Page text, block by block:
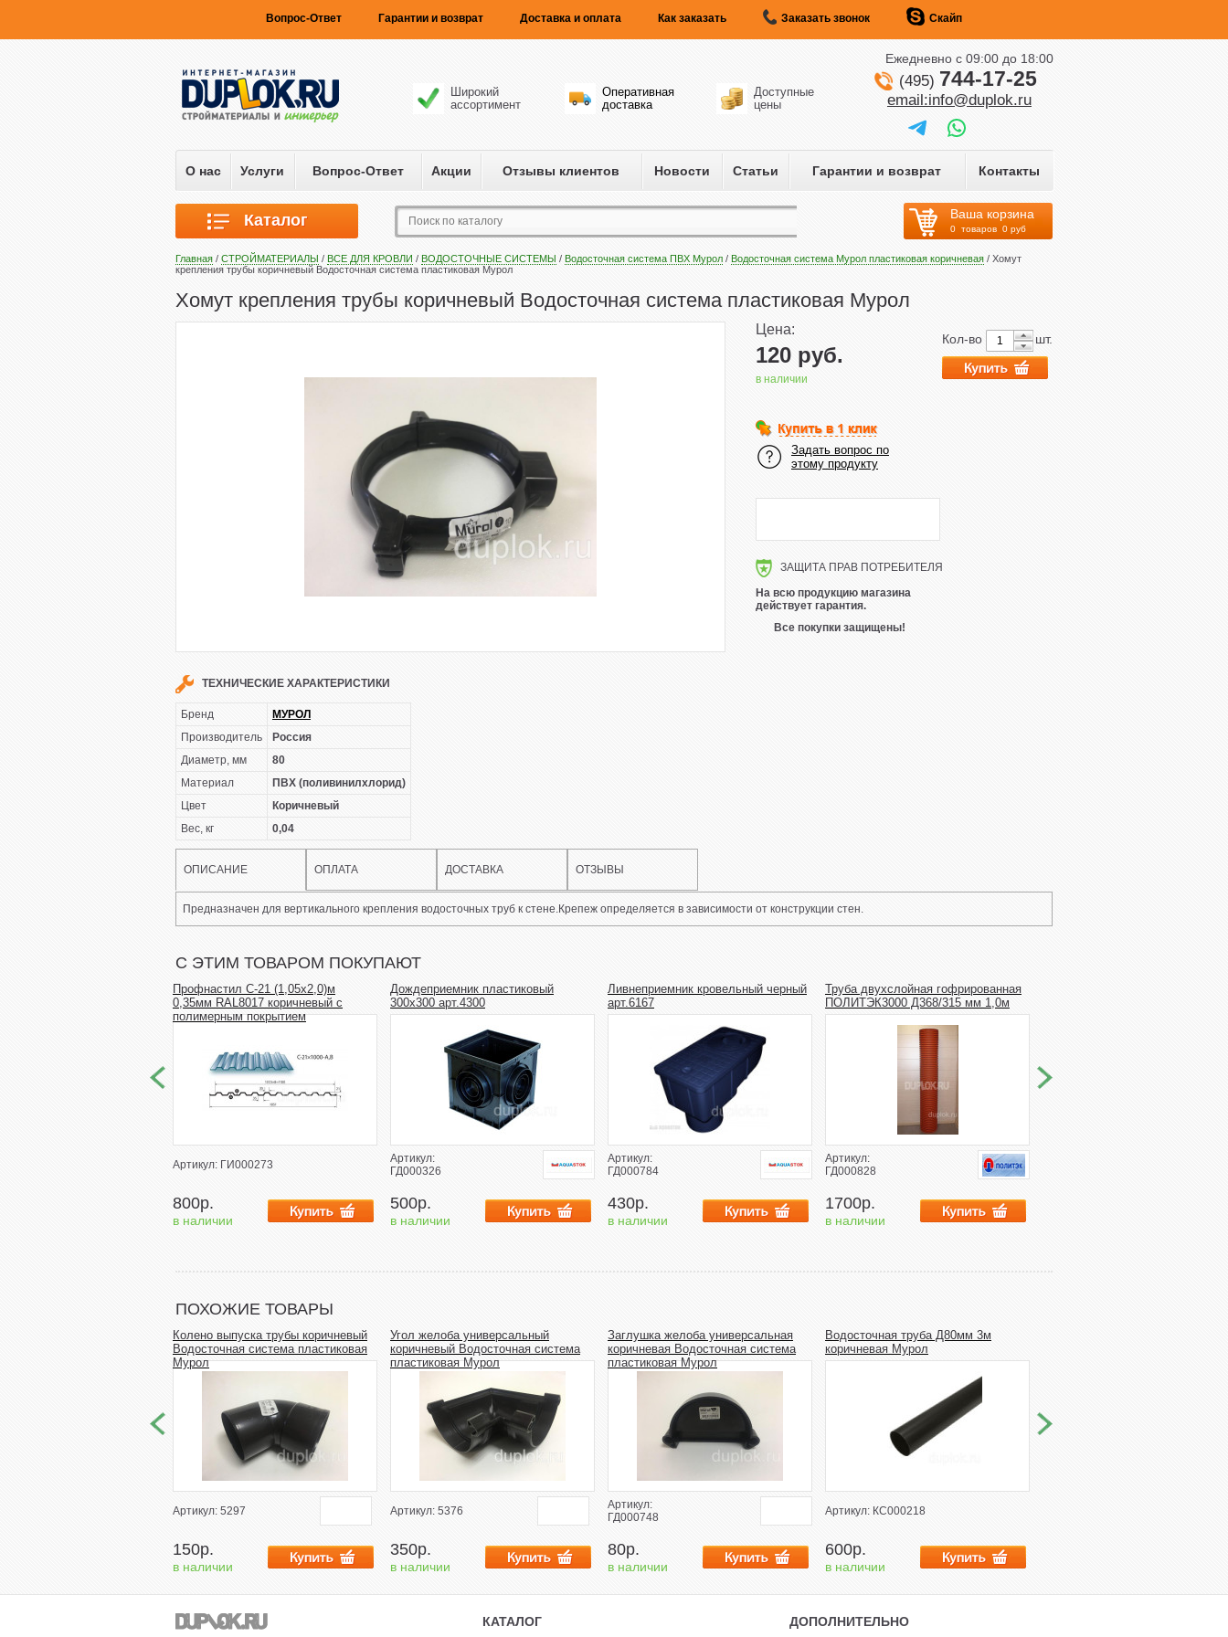
Вопрос-Ответ Гарантии и возврат Доставка и оплата Как заказать Заказать звонок Скайп
Широкий
ассортимент
Оперативная
доставка
Доступные
цены
Ежедневно c 09:00 до 18:00
(495) 744-17-25
email:info@duplok.ru
О нас Услуги Вопрос-Ответ Акции Отзывы клиентов Новости Статьи Гарантии и возврат Контакты
Ваша корзина
0 товаров 0 руб
Главная / СТРОЙМАТЕРИАЛЫ / ВСЕ ДЛЯ КРОВЛИ / ВОДОСТОЧНЫЕ СИСТЕМЫ / Водосточная система ПВХ Мурол / Водосточная система Мурол пластиковая коричневая / Хомут
крепления трубы коричневый Водосточная система пластиковая Мурол
Хомут крепления трубы коричневый Водосточная система пластиковая Мурол
ТЕХНИЧЕСКИЕ ХАРАКТЕРИСТИКИ
Бренд
МУРОЛ
Производитель
Россия
Диаметр, мм
80
Материал
ПВХ (поливинилхлорид)
Цвет
Коричневый
Вес, кг
0,04
Цена:
120 руб.
в наличии
Кол-во шт.
Задать вопрос по
этому продукту
ЗАЩИТА ПРАВ ПОТРЕБИТЕЛЯ
На всю продукцию магазина
действует гарантия.
Все покупки защищены!
ОПИСАНИЕ ОПЛАТА ДОСТАВКА ОТЗЫВЫ
Предназначен для вертикального крепления водосточных труб к стене.Крепеж определяется в зависимости от конструкции стен.
С ЭТИМ ТОВАРОМ ПОКУПАЮТ
Профнастил С-21 (1,05х2,0)м
0,35мм RAL8017 коричневый с
полимерным покрытием
Артикул: ГИ000273
800р.
в наличии
Дождеприемник пластиковый
300х300 арт.4300
Артикул:
ГД000326
500р.
в наличии
Ливнеприемник кровельный черный
арт.6167
Артикул:
ГД000784
430р.
в наличии
Труба двухслойная гофрированная
ПОЛИТЭК3000 Д368/315 мм 1,0м
Артикул:
ГД000828
1700р.
в наличии
ПОХОЖИЕ ТОВАРЫ
Колено выпуска трубы коричневый
Водосточная система пластиковая
Мурол
Артикул: 5297
150р.
в наличии
Угол желоба универсальный
коричневый Водосточная система
пластиковая Мурол
Артикул: 5376
350р.
в наличии
Заглушка желоба универсальная
коричневая Водосточная система
пластиковая Мурол
Артикул:
ГД000748
80р.
в наличии
Водосточная труба Д80мм 3м
коричневая Мурол
Артикул: КС000218
600р.
в наличии
Каталог
КАТАЛОГ ДОПОЛНИТЕЛЬНО